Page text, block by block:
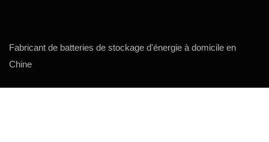
Fabricant de batteries de stockage d'énergie à domicile en
Chine